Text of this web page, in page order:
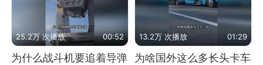
25.2万 次播放 00:52
为什么战斗机要追着导弹
13.2万 次播放 01:29
为啥国外这么多长头卡车